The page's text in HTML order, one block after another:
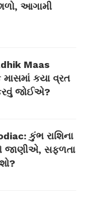
આગામી
Maas
કયા વ્રત
જોઈએ?
કુંભ રાશિના
જાણીએ, સફળતા